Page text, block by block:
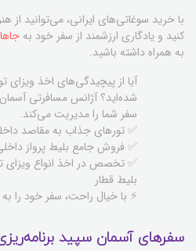
با خرید سوغاتی‌های ایرانی، می‌توانید از
کنید و یادگاری ارزشمند از سفر خود به
به همراه داشته باشید.
آیا از پیچیدگی‌های اخذ
شده‌اید؟ آژانس مسافرتی
سفر شما را مدیریت می‌کند.
✅ تورهای جذاب به مقاصد
✅ فروش جامع بلیط پرواز
✅ تخصص در اخذ انواع
بلیط قطار
⚡ با خیال راحت، سفر خود را به
سفرهای آسمان سپید